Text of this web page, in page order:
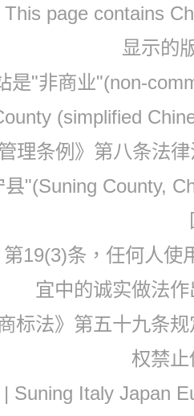
page contains
显示的
是"非商业"(non-
(simplified
理条例》第八条法
"(Suning County,
19(3)条，任何人
宜中的诚实做法
标法》第五十九条
权禁
Suning Italy Japan